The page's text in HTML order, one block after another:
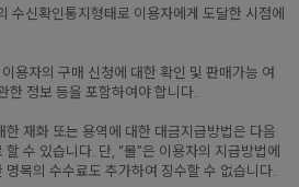
수신확인통지형태로 이용자에게 도달한 시점에
용자의 구매 신청에 대한 확인 및 판매가능 여
한 정보 등을 포함하여야 합니다.
한 재화 또는 용역에 대한 대금지급방법은 다음
수 있습니다. 단, “몰”은 이용자의 지급방법에
목의 수수료도 추가하여 징수할 수 없습니다.